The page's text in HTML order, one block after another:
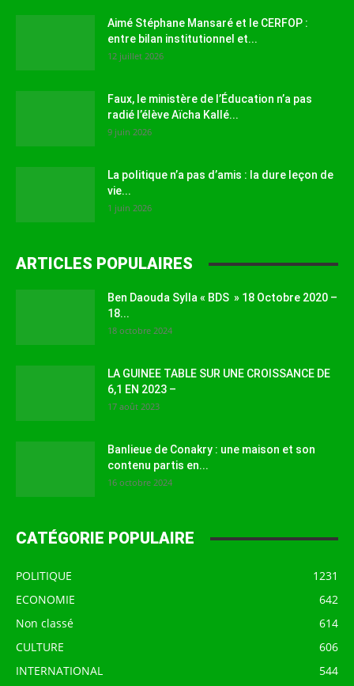
Aimé Stéphane Mansaré et le CERFOP :
entre bilan institutionnel et...
12 juillet 2026
Faux, le ministère de l’Éducation n’a pas
radié l’élève Aïcha Kallé...
9 juin 2026
La politique n’a pas d’amis : la dure leçon de
vie...
1 juin 2026
ARTICLES POPULAIRES
Ben Daouda Sylla « BDS » 18 Octobre 2020 –
18...
18 octobre 2024
LA GUINEE TABLE SUR UNE CROISSANCE DE
6,1 EN 2023 –
17 août 2023
Banlieue de Conakry : une maison et son
contenu partis en...
16 octobre 2024
CATÉGORIE POPULAIRE
POLITIQUE
1231
ECONOMIE
642
Non classé
614
CULTURE
606
INTERNATIONAL
544